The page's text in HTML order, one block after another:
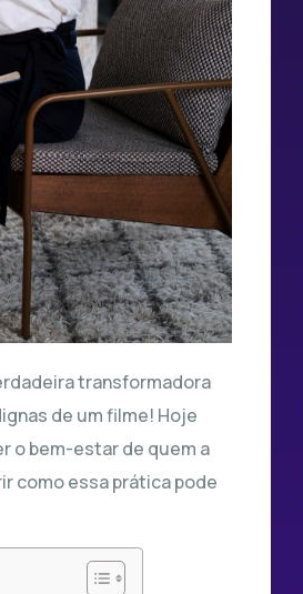
transformadora
de um filme! Hoje
o bem-estar de quem a
como essa prática pode